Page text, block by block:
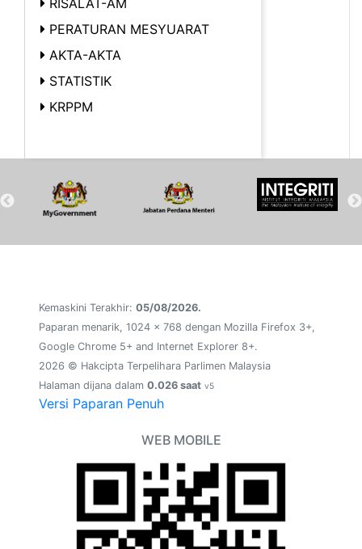
PERATURAN MESYUARAT
AKTA-AKTA
STATISTIK
KRPPM
Kemaskini Terakhir: 05/08/2026.
Paparan menarik, 1024 x 768 dengan Mozilla Firefox 3+,
Google Chrome 5+ and Internet Explorer 8+.
2026 © Hakcipta Terpelihara Parlimen Malaysia
Halaman dijana dalam 0.026 saat v5
Versi Paparan Penuh
WEB MOBILE